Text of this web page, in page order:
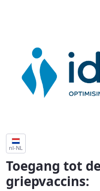
nl-NL
Toegang tot
griepvaccins: